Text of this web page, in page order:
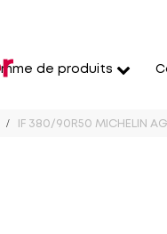
de produits
IF 380/90R50 MICHELIN